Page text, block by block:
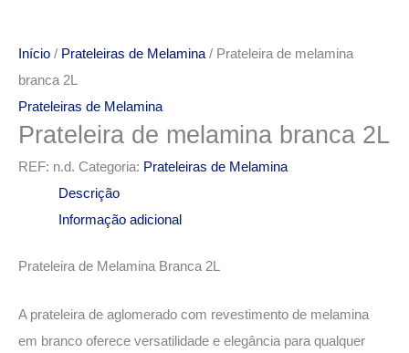
Início / Prateleiras de Melamina / Prateleira de melamina
branca 2L
Prateleiras de Melamina
Prateleira de melamina branca 2L
REF: n.d. Categoria: Prateleiras de Melamina
Descrição
Informação adicional
Prateleira de Melamina Branca 2L
A prateleira de aglomerado com revestimento de melamina
em branco oferece versatilidade e elegância para qualquer